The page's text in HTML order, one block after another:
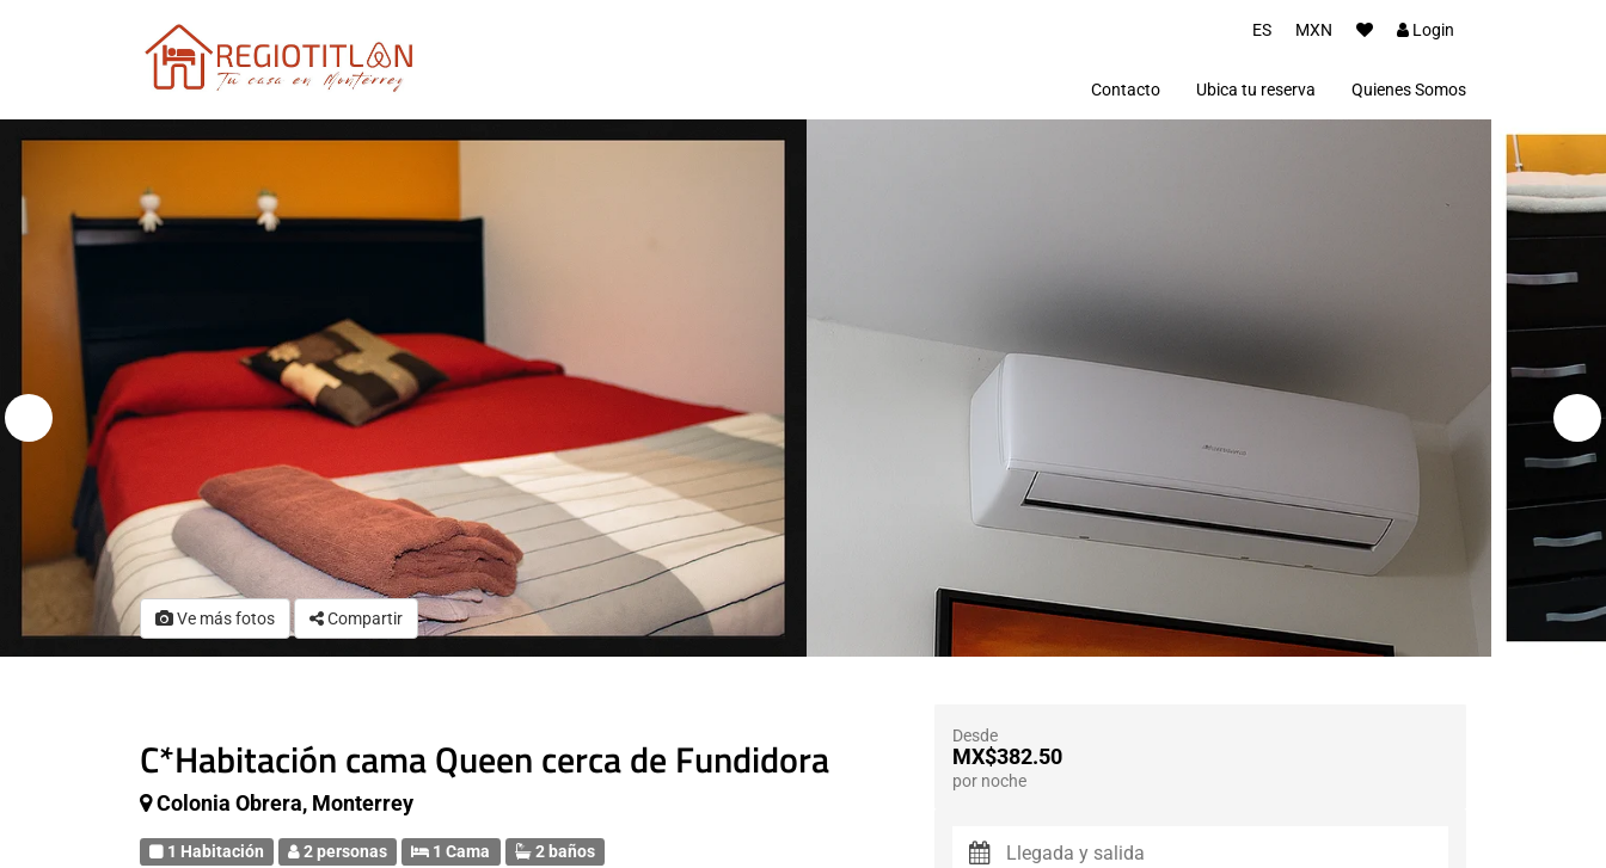
ES MXN Login
Contacto Ubica tu reserva Quienes Somos
Ve más fotos Compartir
C*Habitación cama Queen cerca de Fundidora
Colonia Obrera, Monterrey
1 Habitación 2 personas 1 Cama
2 baños
Desde
MX$382.50
por noche